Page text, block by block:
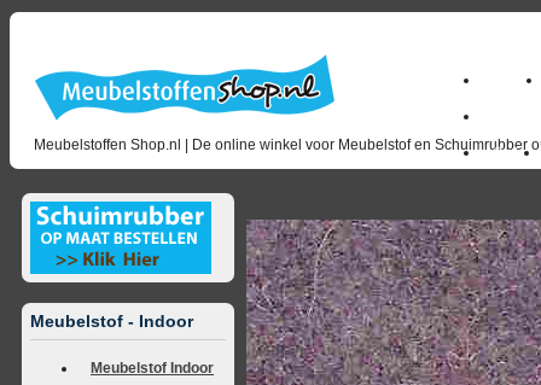
Meubelstoffen Shop.nl | De online winkel voor Meubelstof en Schuimrubber
Home
Outlet
Meubelstof - Indoor
Meubelstof Indoor